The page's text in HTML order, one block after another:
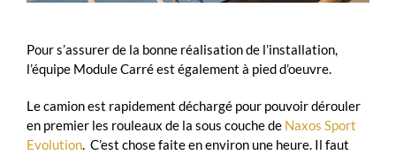
Pour s’assurer de la bonne réalisation de l’installation,
l’équipe Module Carré est également à pied d’oeuvre.
Le camion est rapidement déchargé pour pouvoir dérouler
en premier les rouleaux de la sous couche de Naxos Sport
Evolution. C’est chose faite en environ une heure. Il faut